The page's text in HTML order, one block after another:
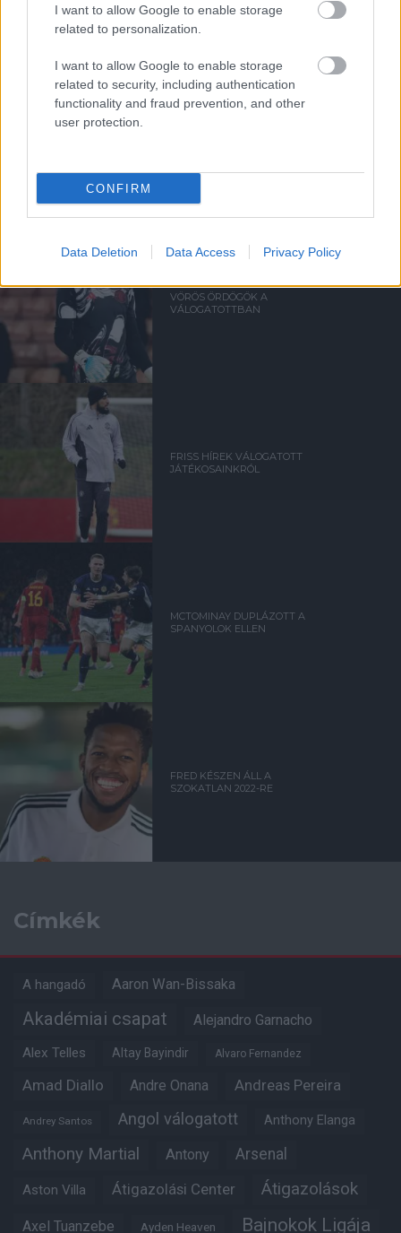
I want to allow Google to enable storage
related to personalization.
I want to allow Google to enable storage
related to security, including authentication
functionality and fraud prevention, and other
user protection.
CONFIRM
Data Deletion Data Access Privacy Policy
a ManUtdFanatics.hu működését!
VÁLOGATOTTAK
VÖRÖS ÖRDÖGÖK A
VÁLOGATOTTBAN
FRISS HÍREK VÁLOGATOTT
JÁTÉKOSAINKRÓL
MCTOMINAY DUPLÁZOTT A
SPANYOLOK ELLEN
FRED KÉSZEN ÁLL A
SZOKATLAN 2022-RE
Címkék
A hangadó Aaron Wan-Bissaka
Akadémiai csapat Alejandro Garnacho
Alex Telles Altay Bayindir Alvaro Fernandez
Amad Diallo Andre Onana Andreas Pereira
Andrey Santos Angol válogatott Anthony Elanga
Anthony Martial Antony Arsenal
Aston Villa Átigazolási Center Átigazolások
Axel Tuanzebe Ayden Heaven Bajnokok Ligája